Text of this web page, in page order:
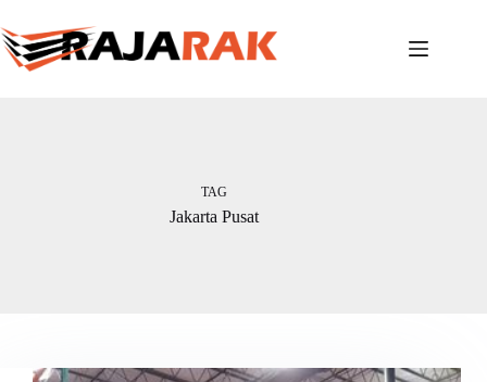
to
content
TAG
Jakarta Pusat